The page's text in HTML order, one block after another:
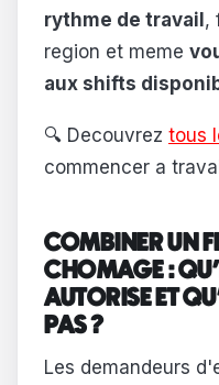
rythme de travail,
region et meme
aux shifts
🔍 Decouvrez tous
commencer a
COMBINER UN
CHOMAGE :
AUTORISE ET
PAS ?
Les demandeurs